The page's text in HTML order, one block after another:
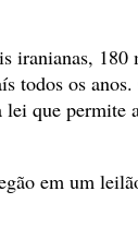
iranianas, 180
todos os
que permite
em um